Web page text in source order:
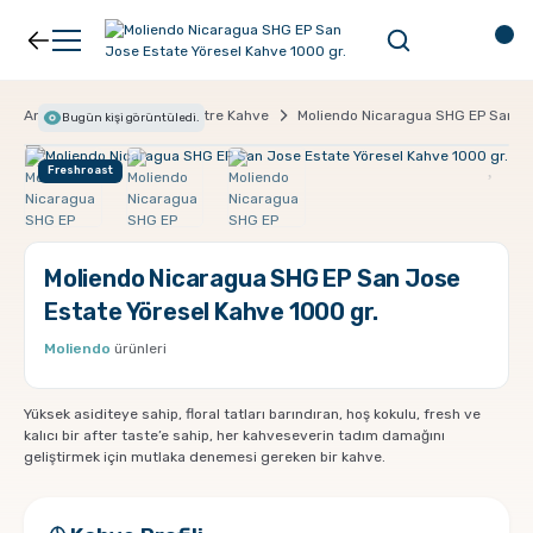
Geri Dön
Kahve
Filtre Kahve
Geri Dön
Ekipman
Filtreler
Anasayfa Kahve Filtre Kahve Moliendo Nicaragua SHG EP San
Freshroast
Bugün kişi görüntüledi.
Moliendo Nicaragua SHG EP San Jose
Estate Yöresel Kahve 1000 gr.
Moliendo ürünleri
Yüksek asiditeye sahip, floral tatları barındıran, hoş kokulu, fresh ve
kalıcı bir after taste’e sahip, her kahveseverin tadım damağını
geliştirmek için mutlaka denemesi gereken bir kahve.